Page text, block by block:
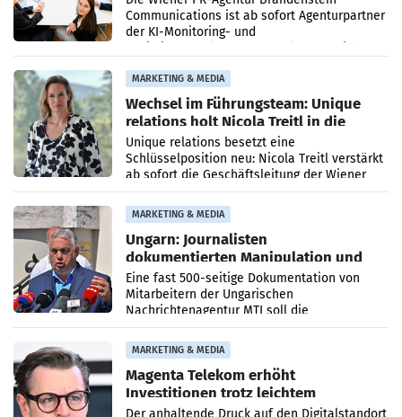
Communications ist ab sofort Agenturpartner
der KI-Monitoring- und
MARKETING & MEDIA
Wechsel im Führungsteam: Unique
relations holt Nicola Treitl in die
Geschäftsleitung
Unique relations besetzt eine
Schlüsselposition neu: Nicola Treitl verstärkt
ab sofort die Geschäftsleitung der Wiener
PR-Agentur an der Seite von Josef Kalina und
Anna Kalina-Mahr.
MARKETING & MEDIA
Ungarn: Journalisten
dokumentierten Manipulation und
Zensur
Eine fast 500-seitige Dokumentation von
Mitarbeitern der Ungarischen
Nachrichtenagentur MTI soll die
systematische Nachrichten-Manipulation und
Zensur bei der Agentur während der Zeit
MARKETING & MEDIA
Magenta Telekom erhöht
Investitionen trotz leichtem
Umsatzrückgang
Der anhaltende Druck auf den Digitalstandort